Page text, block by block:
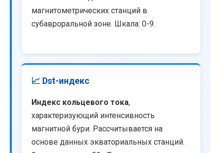
магнитометрических станций в
субавроральной зоне. Шкала: 0-9.
📈 Dst-индекс
Индекс кольцевого тока,
характеризующий интенсивность
магнитной бури. Рассчитывается на
основе данных экваториальных станций.